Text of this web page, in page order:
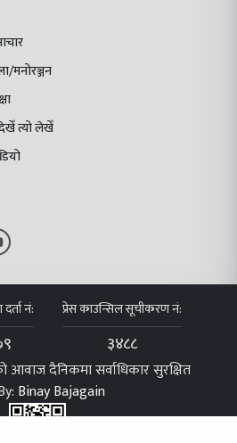
मनोरञ्जन
त्यो लेखेँ
नं: प्रेस काउन्सिल सूचीकरण नं:
३४८८
आवाज दैनिकमा सर्वाधिकार सुरक्षित
Binay Bajagain